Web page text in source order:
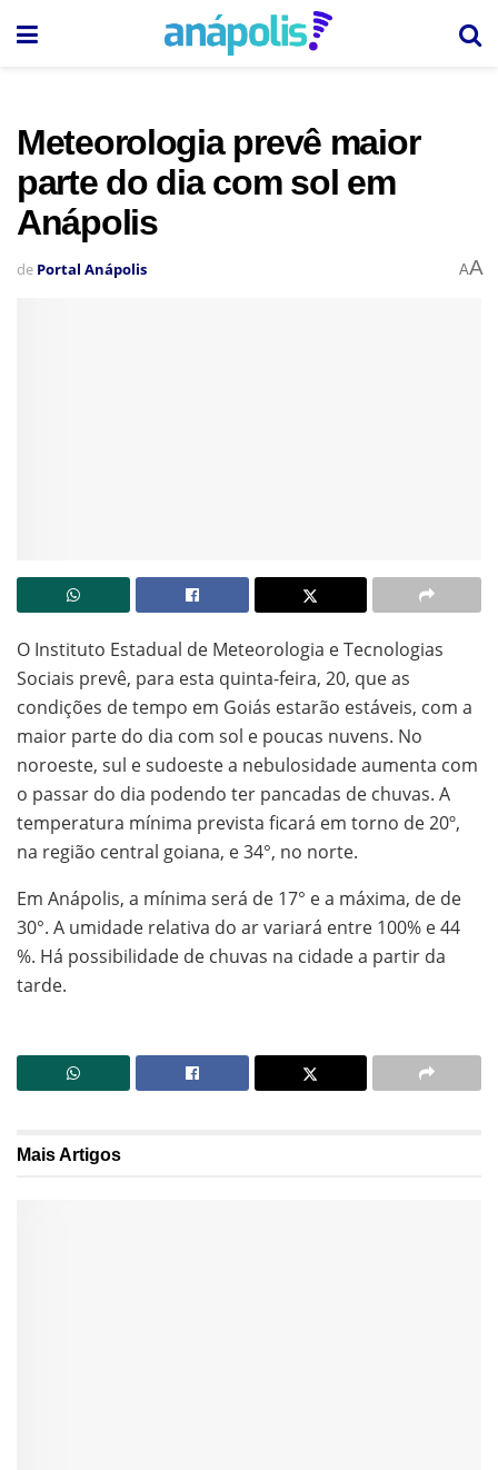
Meteorologia prevê maior
parte do dia com sol em
Anápolis
de Portal Anápolis AA
O Instituto Estadual de Meteorologia e Tecnologias
Sociais prevê, para esta quinta-feira, 20, que as
condições de tempo em Goiás estarão estáveis, com a
maior parte do dia com sol e poucas nuvens. No
noroeste, sul e sudoeste a nebulosidade aumenta com
o passar do dia podendo ter pancadas de chuvas. A
temperatura mínima prevista ficará em torno de 20º,
na região central goiana, e 34°, no norte.
Em Anápolis, a mínima será de 17° e a máxima, de de
30°. A umidade relativa do ar variará entre 100% e 44
%. Há possibilidade de chuvas na cidade a partir da
tarde.
MaisArtigos